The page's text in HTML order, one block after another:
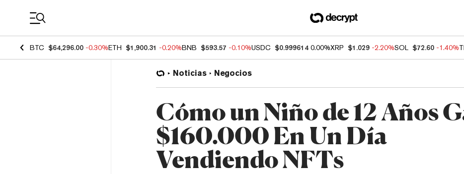
BTC $64,296.00 -0.30%ETH $1,900.31 -0.20%BNB $593.57 -0.10%USDC $0.999614 0.00%XRP $1.029 -2.20%SOL $72.60 -1.40%
Noticias Negocios
Cómo un Niño de 12 Años
$160.000 En Un Día
Vendiendo NFTs